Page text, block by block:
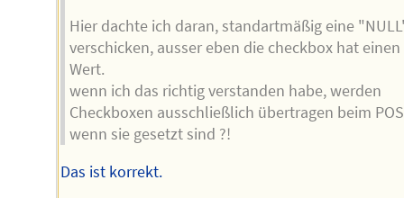
Hier dachte ich daran, standartmäßig eine
verschicken, ausser eben die checkbox hat einen
Wert.
wenn ich das richtig verstanden habe, werden
Checkboxen ausschließlich übertragen beim
wenn sie gesetzt sind ?!
Das ist korrekt.